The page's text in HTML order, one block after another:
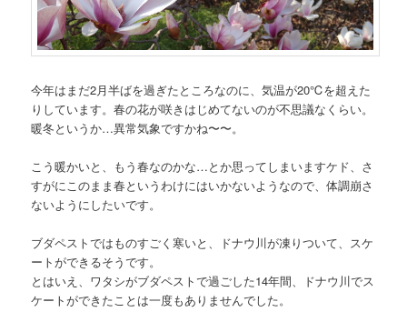
今年はまだ2月半ばを過ぎたところなのに、気温が20℃を超えた
りしています。春の花が咲きはじめてないのが不思議なくらい。
暖冬というか…異常気象ですかね〜〜。
こう暖かいと、もう春なのかな…とか思ってしまいますケド、さ
すがにこのまま春というわけにはいかないようなので、体調崩さ
ないようにしたいです。
ブダペストではものすごく寒いと、ドナウ川が凍りついて、スケ
ートができるそうです。
とはいえ、ワタシがブダペストで過ごした14年間、ドナウ川でス
ケートができたことは一度もありませんでした。